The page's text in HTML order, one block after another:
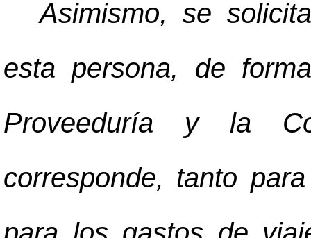
Asimismo, se
esta persona, de
Proveeduría y la
corresponde, tanto